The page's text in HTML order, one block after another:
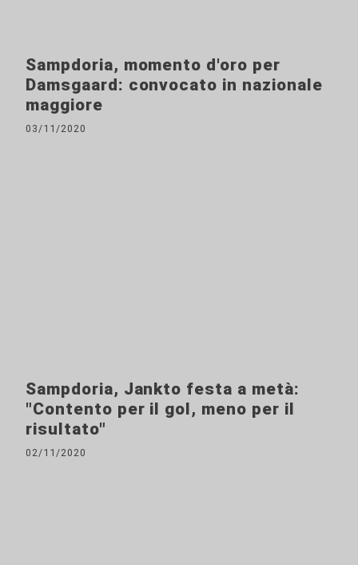
Sampdoria, momento d'oro per
Damsgaard: convocato in nazionale
maggiore
03/11/2020
Sampdoria, Jankto festa a metà:
"Contento per il gol, meno per il
risultato"
02/11/2020